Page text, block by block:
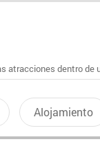
atracciones dentro
Alojamiento